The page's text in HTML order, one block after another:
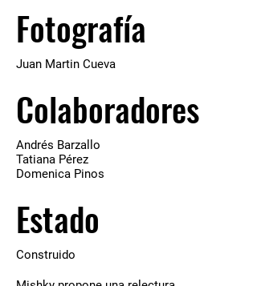
Fotografía
Juan Martin Cueva
Colaboradores
Andrés Barzallo
Tatiana Pérez
Domenica Pinos
Estado
Construido